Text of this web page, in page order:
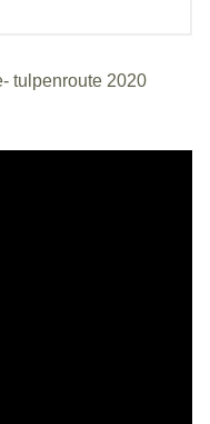
tulpenroute 2020